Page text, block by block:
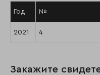
Год №
2021 4
Закажите